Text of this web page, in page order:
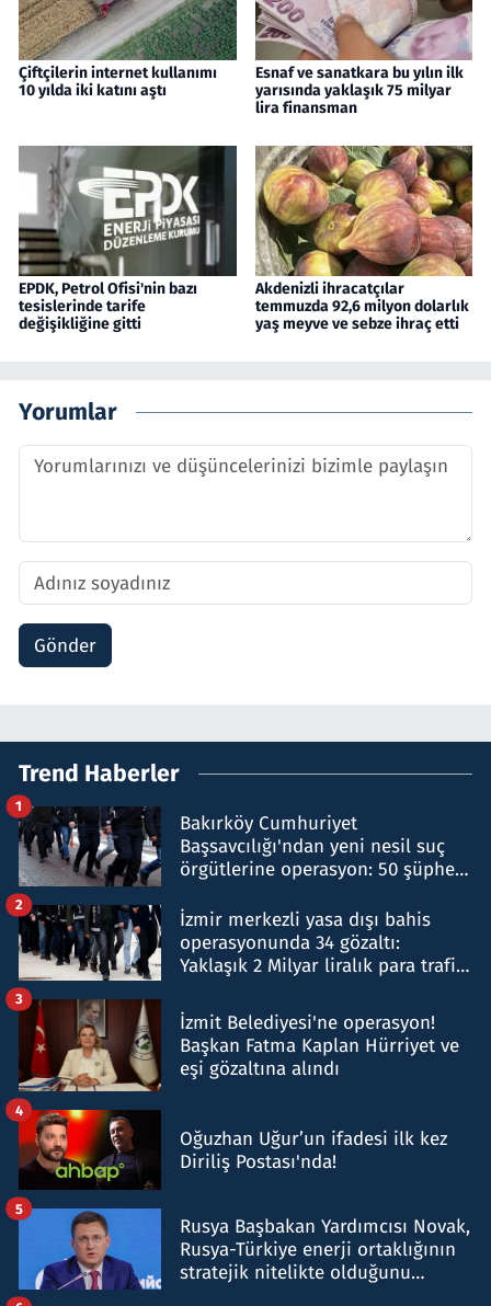
Çiftçilerin internet kullanımı
10 yılda iki katını aştı
Esnaf ve sanatkara bu yılın ilk
yarısında yaklaşık 75 milyar
lira finansman
EPDK, Petrol Ofisi'nin bazı
tesislerinde tarife
değişikliğine gitti
Akdenizli ihracatçılar
temmuzda 92,6 milyon dolarlık
yaş meyve ve sebze ihraç etti
Yorumlar
Gönder
Trend Haberler
Bakırköy Cumhuriyet
Başsavcılığı'ndan yeni nesil suç
örgütlerine operasyon: 50 şüpheli
1
İzmir merkezli yasa dışı bahis
operasyonunda 34 gözaltı:
Yaklaşık 2 Milyar liralık para trafiği
2
İzmit Belediyesi'ne operasyon!
Başkan Fatma Kaplan Hürriyet ve
eşi gözaltına alındı
3
Oğuzhan Uğur’un ifadesi ilk kez
Diriliş Postası'nda!
4
Rusya Başbakan Yardımcısı Novak,
Rusya-Türkiye enerji ortaklığının
stratejik nitelikte olduğunu
5